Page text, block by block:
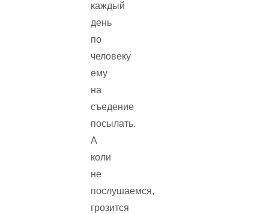
каждый
день
по
человеку
ему
на
съедение
посылать.
А
коли
не
послушаемся,
грозится